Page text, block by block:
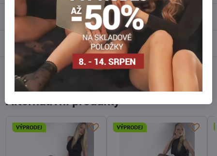
Recenze 0
Diskuse 0
Facebook Reddit WhatsApp
Alternativní produkty
VÝPRODEJ VÝPRODEJ